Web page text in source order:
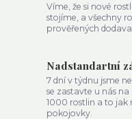
Víme, že si nové
stojíme, a všechny
prověřených
Nadstandartní
7 dní v týdnu jsme
se zastavte u nás
1000 rostlin a to jak
pokojovky.